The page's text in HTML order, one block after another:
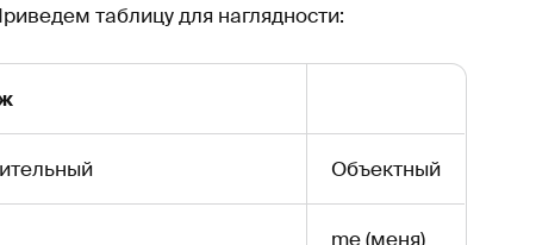
таблицу для наглядности:
Объектный
me (меня)